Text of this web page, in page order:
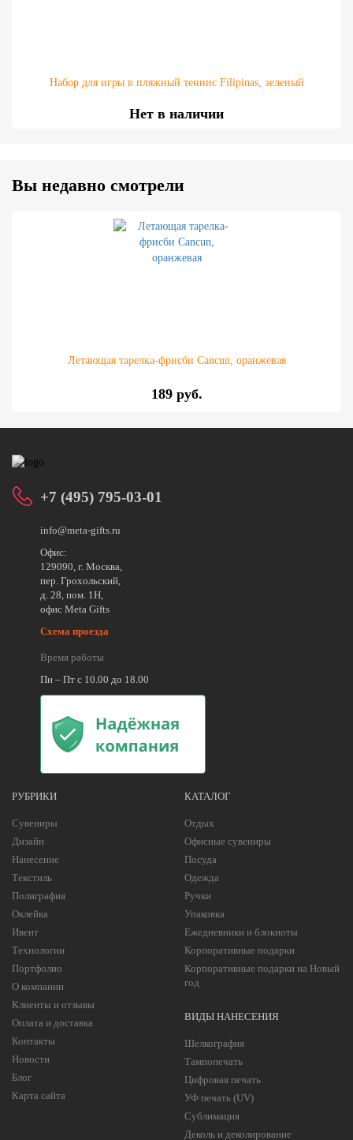
Набор для игры в пляжный теннис Filipinas, зеленый
Нет в наличии
Вы недавно смотрели
Летающая тарелка-фрисби Cancun, оранжевая
189 руб.
+7 (495) 795-03-01
info@meta-gifts.ru
Офис:
129090, г. Москва,
пер. Грохольский,
д. 28, пом. 1Н,
офис Meta Gifts
Схема проезда
Время работы
Пн – Пт с 10.00 до 18.00
РУБРИКИ
Сувениры
Дизайн
Нанесение
Текстиль
Полиграфия
Оклейка
Ивент
Технологии
Портфолио
О компании
Клиенты и отзывы
Оплата и доставка
Контакты
Новости
Блог
Карта сайта
КАТАЛОГ
Отдых
Офисные сувениры
Посуда
Одежда
Ручки
Упаковка
Ежедневники и блокноты
Корпоративные подарки
Корпоративные подарки на Новый
год
ВИДЫ НАНЕСЕНИЯ
Шелкография
Тампопечать
Цифровая печать
УФ печать (UV)
Сублимация
Деколь и деколирование